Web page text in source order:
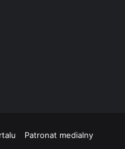
Patronat medialny